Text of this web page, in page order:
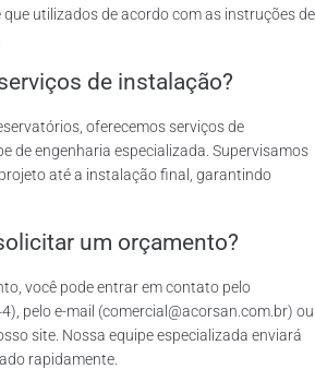
utilizados de acordo com as instruções de
de instalação?
oferecemos serviços de
de engenharia especializada. Supervisamos
até a instalação final, garantindo
um orçamento?
você pode entrar em contato pelo
pelo e-mail (comercial@acorsan.com.br) ou
site. Nossa equipe especializada enviará
rapidamente.